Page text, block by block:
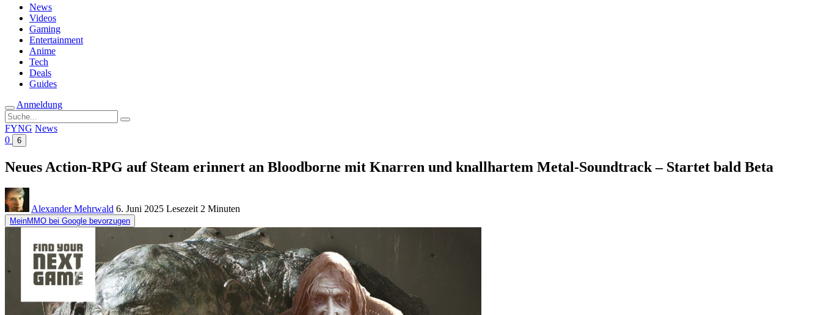
News
Videos
Gaming
Entertainment
Anime
Tech
Deals
Guides
Anmeldung
Suche
nach:
FYNG News
0
6
Neues Action-RPG auf Steam erinnert an Bloodborne mit Knarren und knallhartem Metal-Soundtrack – Startet bald Beta
Alexander Mehrwald 6. Juni 2025 Lesezeit 2 Minuten
MeinMMO bei Google bevorzugen